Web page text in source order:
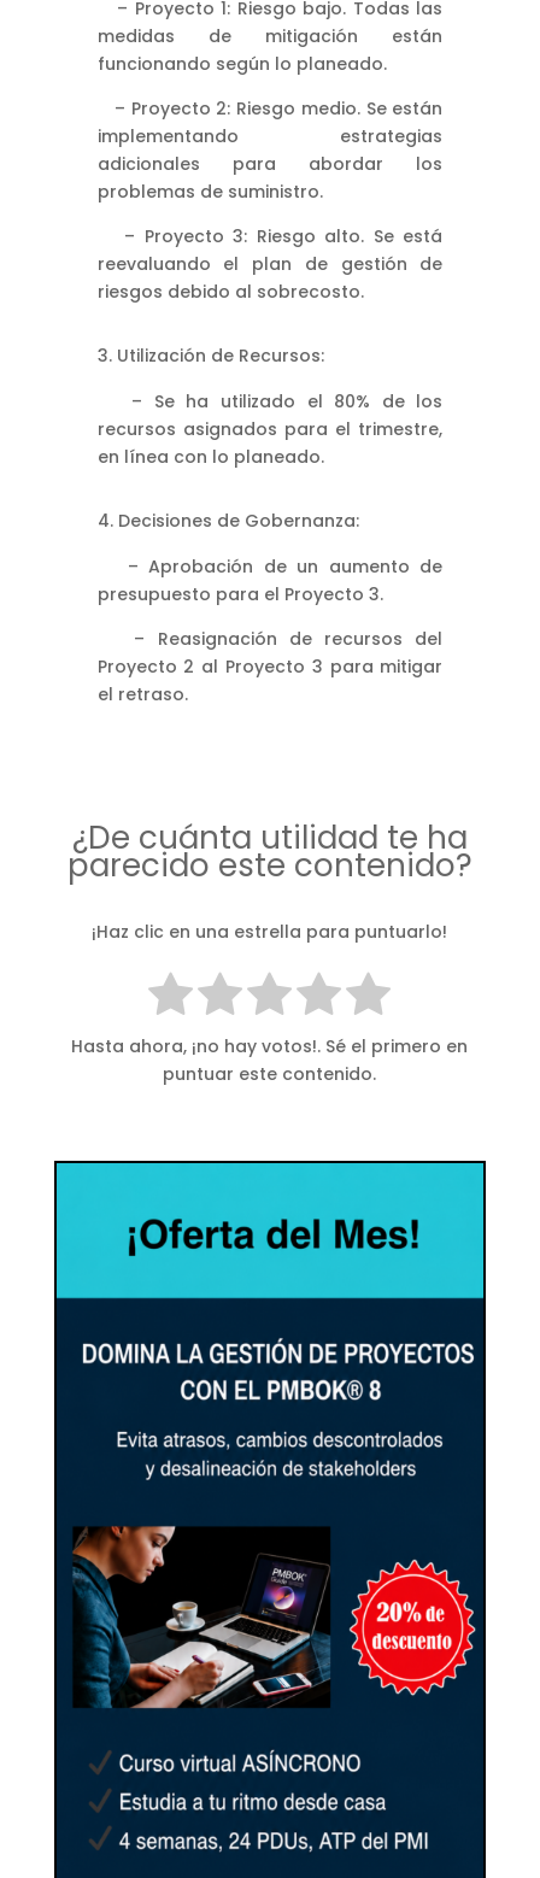
– Proyecto 1: Riesgo bajo. Todas las
medidas de mitigación están
funcionando según lo planeado.
– Proyecto 2: Riesgo medio. Se están
implementando estrategias
adicionales para abordar los
problemas de suministro.
– Proyecto 3: Riesgo alto. Se está
reevaluando el plan de gestión de
riesgos debido al sobrecosto.
Utilización de Recursos:
– Se ha utilizado el 80% de los
recursos asignados para el trimestre,
en línea con lo planeado.
Decisiones de Gobernanza:
– Aprobación de un aumento de
presupuesto para el Proyecto 3.
– Reasignación de recursos del
Proyecto 2 al Proyecto 3 para mitigar
el retraso.
¿De cuánta utilidad te ha
parecido este contenido?
¡Haz clic en una estrella para puntuarlo!
Hasta ahora, ¡no hay votos!. Sé el primero en
puntuar este contenido.